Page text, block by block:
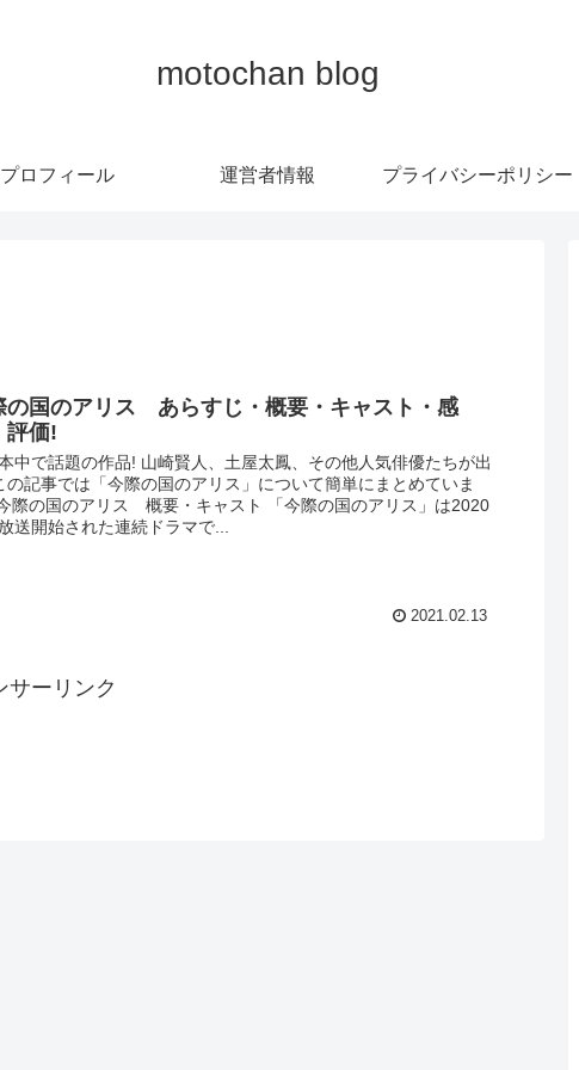
motochan blog
プロフィール 運営者情報 プライバシーポリシー
の国のアリス あらすじ・概要・キャスト・感
評価!
中で話題の作品! 山崎賢人、土屋太鳳、その他人気俳優たちが出
の記事では「今際の国のアリス」について簡単にまとめていま
際の国のアリス 概要・キャスト 「今際の国のアリス」は2020
送開始された連続ドラマで...
2021.02.13
サーリンク